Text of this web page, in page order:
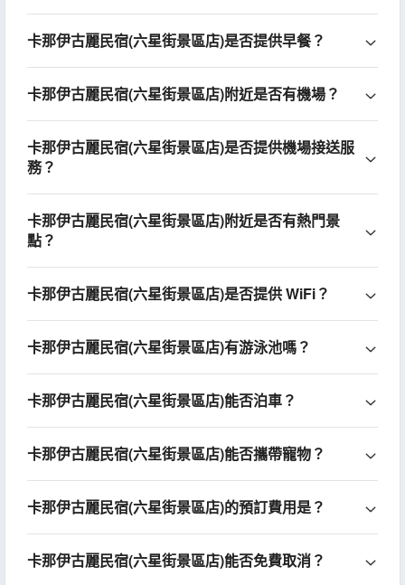
卡那伊古麗民宿(六星街景區店)是否提供早餐？
卡那伊古麗民宿(六星街景區店)附近是否有機場？
卡那伊古麗民宿(六星街景區店)是否提供機場接送服
務？
卡那伊古麗民宿(六星街景區店)附近是否有熱門景
點？
卡那伊古麗民宿(六星街景區店)是否提供 WiFi？
卡那伊古麗民宿(六星街景區店)有游泳池嗎？
卡那伊古麗民宿(六星街景區店)能否泊車？
卡那伊古麗民宿(六星街景區店)能否攜帶寵物？
卡那伊古麗民宿(六星街景區店)的預訂費用是？
卡那伊古麗民宿(六星街景區店)能否免費取消？